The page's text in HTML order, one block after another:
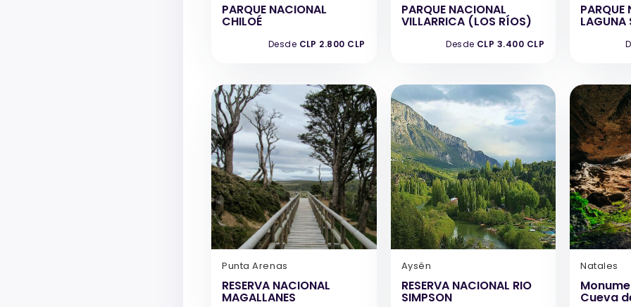
PARQUE NACIONAL
CHILOÉ
Desde CLP 2.800 CLP
PARQUE NACIONAL
VILLARRICA (LOS RÍOS)
Desde CLP 3.400 CLP
PARQUE
LAGUNA
Punta Arenas
RESERVA NACIONAL
MAGALLANES
Aysén
RESERVA NACIONAL RIO
SIMPSON
Natales
Cueva